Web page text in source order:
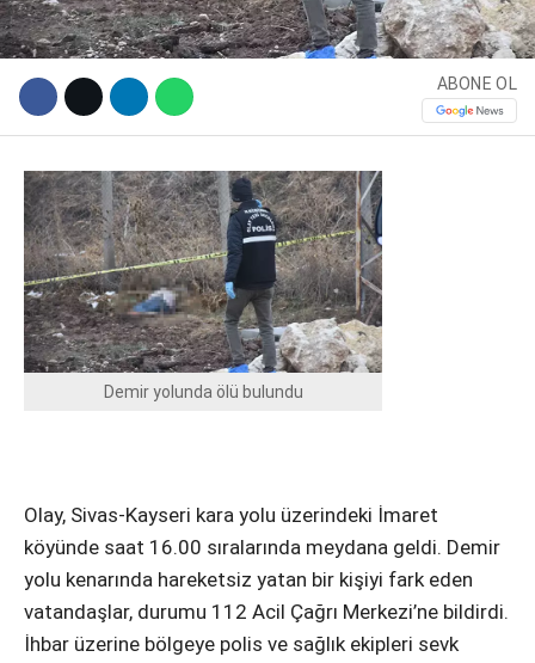
WhatsApp İhbar Hattı
Instagram
Youtube
ABONE OL
Demir yolunda ölü bulundu
Olay, Sivas-Kayseri kara yolu üzerindeki İmaret
köyünde saat 16.00 sıralarında meydana geldi. Demir
yolu kenarında hareketsiz yatan bir kişiyi fark eden
vatandaşlar, durumu 112 Acil Çağrı Merkezi’ne bildirdi.
İhbar üzerine bölgeye polis ve sağlık ekipleri sevk